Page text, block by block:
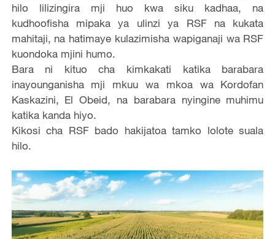
hilo lilizingira mji huo kwa siku kadhaa, na
kudhoofisha mipaka ya ulinzi ya RSF na kukata
mahitaji, na hatimaye kulazimisha wapiganaji wa RSF
kuondoka mjini humo.
Bara ni kituo cha kimkakati katika barabara
inayounganisha mji mkuu wa mkoa wa Kordofan
Kaskazini, El Obeid, na barabara nyingine muhimu
katika kanda hiyo.
Kikosi cha RSF bado hakijatoa tamko lolote suala
hilo.